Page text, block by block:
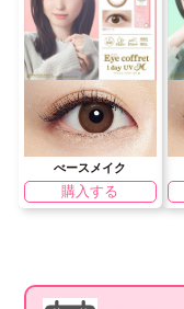
べースメイク
購入する